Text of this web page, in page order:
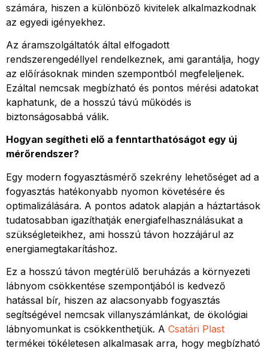
számára, hiszen a különböző kivitelek alkalmazkodnak
az egyedi igényekhez.
Az áramszolgáltatók által elfogadott
rendszerengedéllyel rendelkeznek, ami garantálja, hogy
az előírásoknak minden szempontból megfeleljenek.
Ezáltal nemcsak megbízható és pontos mérési adatokat
kaphatunk, de a hosszú távú működés is
biztonságosabbá válik.
Hogyan segítheti elő a fenntarthatóságot egy új
mérőrendszer?
Egy modern fogyasztásmérő szekrény lehetőséget ad a
fogyasztás hatékonyabb nyomon követésére és
optimalizálására. A pontos adatok alapján a háztartások
tudatosabban igazíthatják energiafelhasználásukat a
szükségleteikhez, ami hosszú távon hozzájárul az
energiamegtakarításhoz.
Ez a hosszú távon megtérülő beruházás a környezeti
lábnyom csökkentése szempontjából is kedvező
hatással bír, hiszen az alacsonyabb fogyasztás
segítségével nemcsak villanyszámlánkat, de ökológiai
lábnyomunkat is csökkenthetjük. A Csatári Plast
termékei tökéletesen alkalmasak arra, hogy megbízható